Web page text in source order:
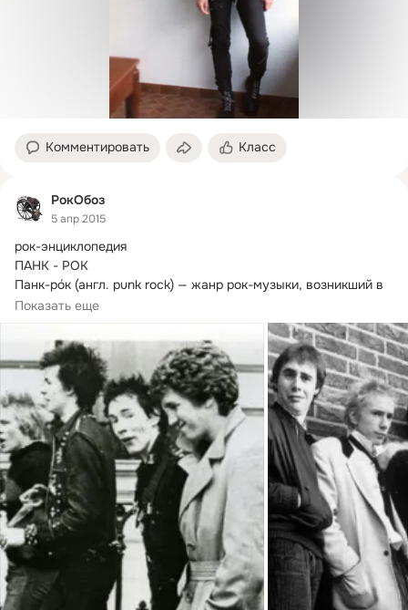
Комментировать Класс
РокОбоз
5 апр 2015
рок-энциклопедия
ПАНК - РОК
Панк-рóк (англ. punk rock) — жанр рок-музыки, возникший в
начале 1970-х годов в США и, чуть позже, в Великобритании.
Показать еще